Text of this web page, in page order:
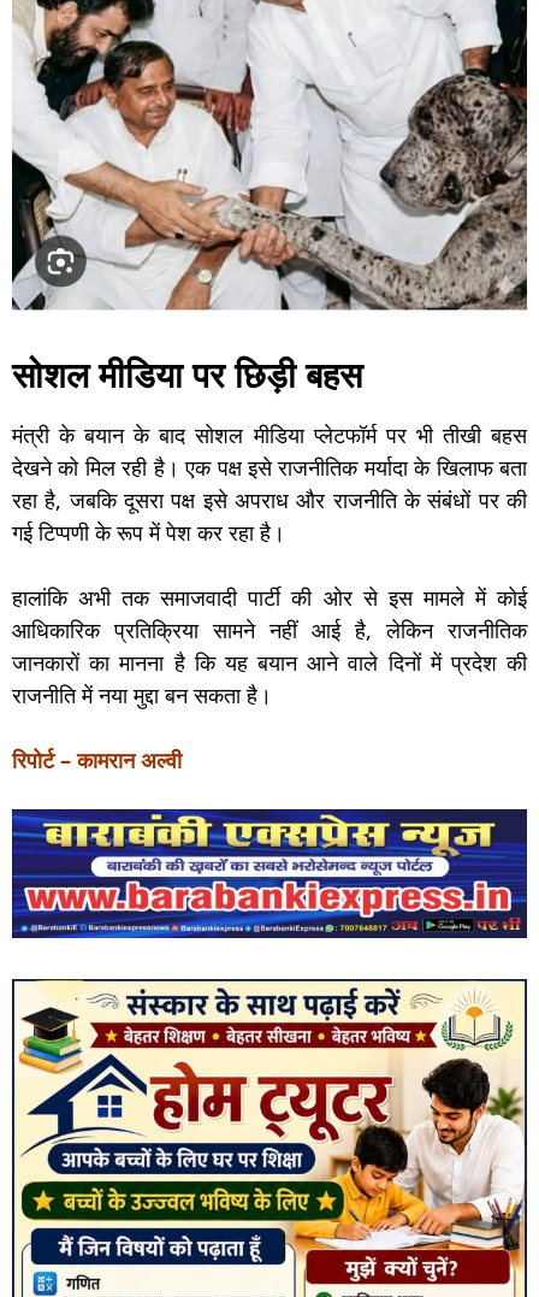
सोशल मीडिया पर छिड़ी बहस
मंत्री के बयान के बाद सोशल मीडिया प्लेटफॉर्म पर भी तीखी बहस
देखने को मिल रही है। एक पक्ष इसे राजनीतिक मर्यादा के खिलाफ बता
रहा है, जबकि दूसरा पक्ष इसे अपराध और राजनीति के संबंधों पर की
गई टिप्पणी के रूप में पेश कर रहा है।
हालांकि अभी तक समाजवादी पार्टी की ओर से इस मामले में कोई
आधिकारिक प्रतिक्रिया सामने नहीं आई है, लेकिन राजनीतिक
जानकारों का मानना है कि यह बयान आने वाले दिनों में प्रदेश की
राजनीति में नया मुद्दा बन सकता है।
रिपोर्ट – कामरान अल्वी